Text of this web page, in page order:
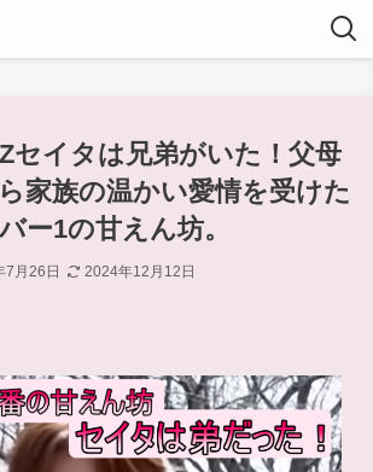
セイタは兄弟がいた！父母
家族の温かい愛情を受けた
ー1の甘えん坊。
7月26日 2024年12月12日